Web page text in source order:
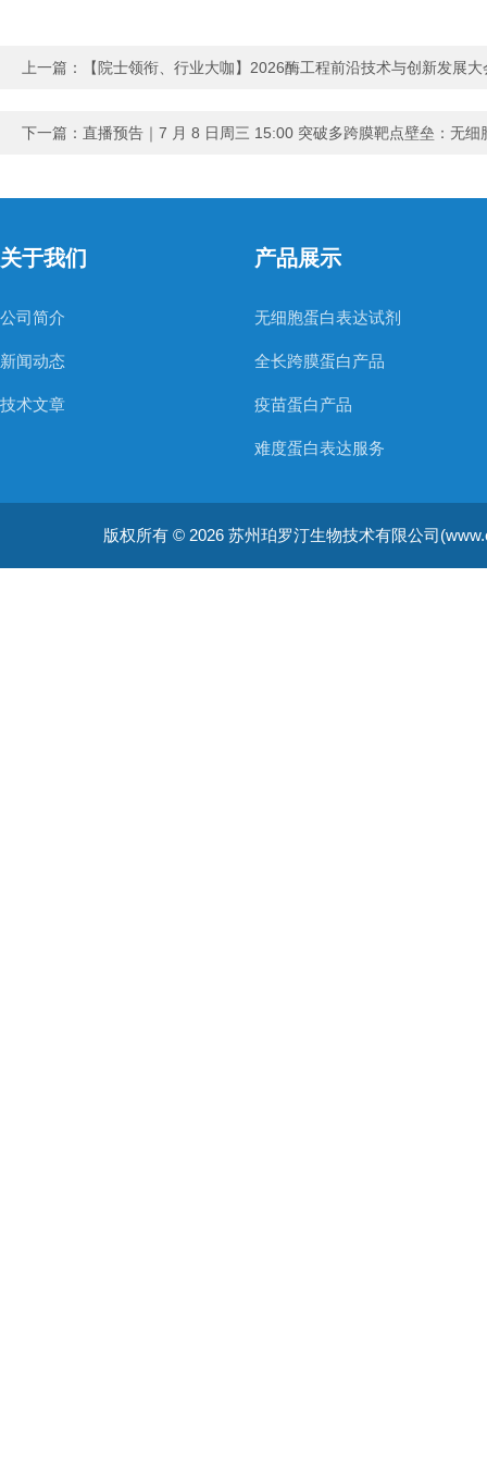
上一篇： 【院士领衔、行业大咖】2026酶工程前沿技术与创新发展大
下一篇： 直播预告｜7 月 8 日周三 15:00 突破多跨膜靶点壁垒：无细
关于我们
公司简介
新闻动态
技术文章
产品展示
无细胞蛋白表达试剂
全长跨膜蛋白产品
疫苗蛋白产品
难度蛋白表达服务
版权所有 © 2026 苏州珀罗汀生物技术有限公司